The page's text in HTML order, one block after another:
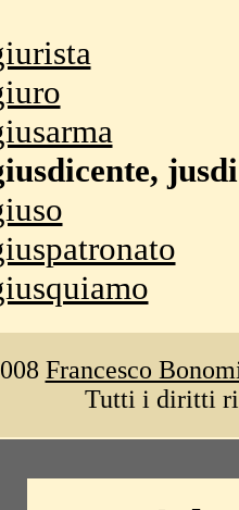
Francesco
Tutti i diritti